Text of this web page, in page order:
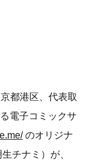
都港区、代表取
電子コミックサ
のオリジナ
チナミ）が、